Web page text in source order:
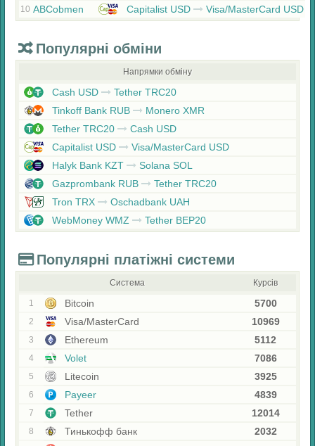
10 ABCobmen Capitalist USD Visa/MasterCard USD
Популярні обміни
Напрямки обміну
Cash USD
Tether TRC20
Tinkoff Bank RUB
Monero XMR
Tether TRC20
Cash USD
Capitalist USD
Visa/MasterCard USD
Halyk Bank KZT
Solana SOL
Gazprombank RUB
Tether TRC20
Tron TRX
Oschadbank UAH
WebMoney WMZ
Tether BEP20
Популярні платіжні системи
Система Курсів
1 Bitcoin 5700
2 Visa/MasterCard 10969
3 Ethereum 5112
4 Volet 7086
5 Litecoin 3925
6 Payeer 4839
7 Tether 12014
8 Тинькофф банк 2032